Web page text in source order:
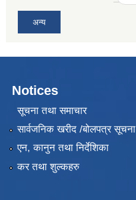
अन्य
Notices
सूचना तथा समाचार
सार्वजनिक खरीद /बोलपत्र सूचना
एन, कानुन तथा निर्देशिका
कर तथा शुल्कहरु